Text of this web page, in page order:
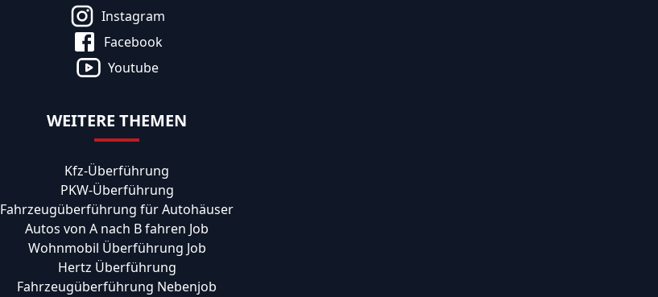
Instagram
Facebook
Youtube
WEITERE THEMEN
Kfz-Überführung
PKW-Überführung
Fahrzeugüberführung für Autohäuser
Autos von A nach B fahren Job
Wohnmobil Überführung Job
Hertz Überführung
Fahrzeugüberführung Nebenjob